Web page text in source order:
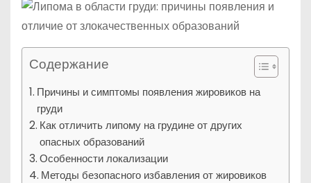
Содержание
Причины и симптомы появления жировиков на
груди
Как отличить липому на грудине от других
опасных образований
Особенности локализации
Методы безопасного избавления от жировиков